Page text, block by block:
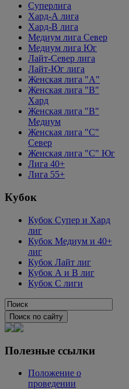
Суперлига
Хард-А лига
Хард-В лига
Медиум лига Север
Медиум лига Юг
Лайт-Север лига
Лайт-Юг лига
Женская лига "А"
Женская лига "В"
Хард
Женская лига "В"
Медиум
Женская лига "C"
Север
Женская лига "C" Юг
Лига 40+
Лига 55+
Кубок
Кубок Супер и Хард
лиг
Кубок Медиум и 40+
лиг
Кубок Лайт лиг
Кубок А и В лиг
Кубок С лиги
Полезные ссылки
Положение о
проведении